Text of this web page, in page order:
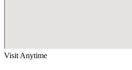
Visit Anytime